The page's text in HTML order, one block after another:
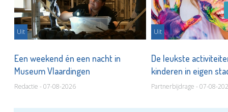
Uit
Een weekend én een nacht in
Museum Vlaardingen
Redactie - 07-08-2026
Uit
De leukste
kinderen in eigen
Partnerbijdrage - 07-08-